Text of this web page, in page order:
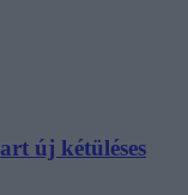
új kétüléses